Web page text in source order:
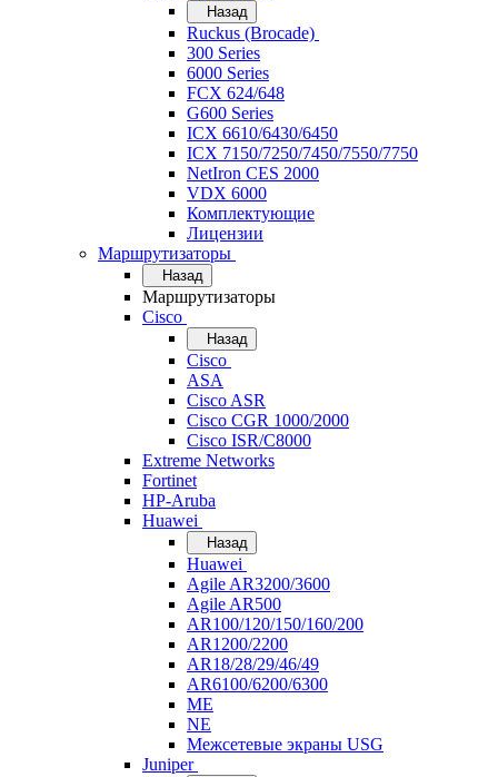
Назад
Ruckus (Brocade)
300 Series
6000 Series
FCX 624/648
G600 Series
ICX 6610/6430/6450
ICX 7150/7250/7450/7550/7750
NetIron CES 2000
VDX 6000
Комплектующие
Лицензии
Маршрутизаторы
Назад
Маршрутизаторы
Cisco
Назад
Cisco
ASA
Cisco ASR
Cisco CGR 1000/2000
Cisco ISR/С8000
Extreme Networks
Fortinet
HP-Aruba
Huawei
Назад
Huawei
Agile AR3200/3600
Agile AR500
AR100/120/150/160/200
AR1200/2200
AR18/28/29/46/49
AR6100/6200/6300
ME
NE
Межсетевые экраны USG
Juniper